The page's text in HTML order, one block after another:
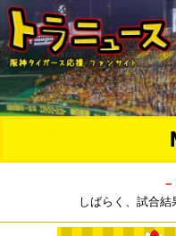
しばらく、試合